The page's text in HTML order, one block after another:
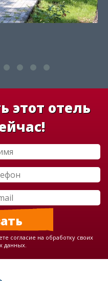
этот отель
согласие на обработку своих
данных.